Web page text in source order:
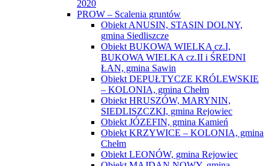
2020
PROW – Scalenia gruntów
Obiekt ANUSIN, STASIN DOLNY,
gmina Siedliszcze
Obiekt BUKOWA WIELKA cz.I,
BUKOWA WIELKA cz.II i ŚREDNI
ŁAN, gmina Sawin
Obiekt DEPUŁTYCZE KRÓLEWSKIE
– KOLONIA, gmina Chełm
Obiekt HRUSZÓW, MARYNIN,
SIEDLISZCZKI, gmina Rejowiec
Obiekt JÓZEFIN, gmina Kamień
Obiekt KRZYWICE – KOLONIA, gmina
Chełm
Obiekt LEONÓW, gmina Rejowiec